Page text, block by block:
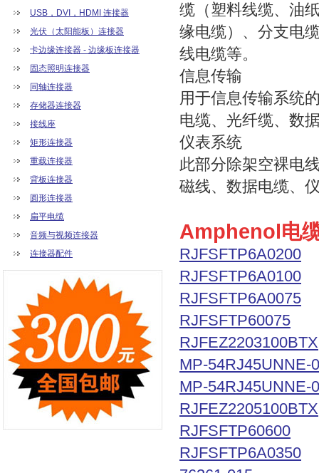
USB，DVI，HDMI 连接器
光伏（太阳能板）连接器
卡边缘连接器 - 边缘板连接器
固态照明连接器
同轴连接器
存储器连接器
接线座
矩形连接器
重载连接器
背板连接器
圆形连接器
扁平电缆
音频与视频连接器
连接器配件
缆（塑料线缆、油
缘电缆）、分支电
线电缆等。
信息传输
用于信息传输系统
电缆、光纤缆、数
仪表系统
此部分除架空裸电
磁线、数据电缆、
Amphenol电
RJFSFTP6A0200
RJFSFTP6A0100
RJFSFTP6A0075
RJFSFTP60075
RJFEZ2203100BTX
MP-54RJ45UNNE-
MP-54RJ45UNNE-
RJFEZ2205100BTX
RJFSFTP60600
RJFSFTP6A0350